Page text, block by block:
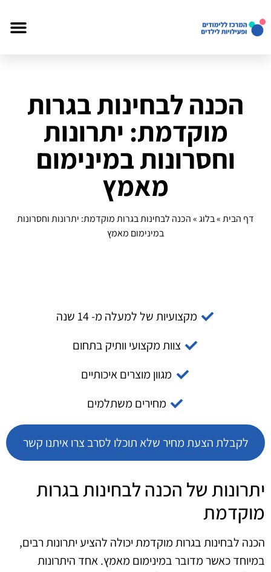
הכנה לבחינות בגרות
מוקדמת: יתרונות
וחסרונות במינימום
מאמץ
דף הבית»בלוג»הכנה לבחינות בגרות מוקדמת: יתרונות וחסרונות
במינימום מאמץ
מקצועיות של למעלה מ- 14 שנה
צוות מקצועי וותיק בתחום
מגוון מוצרים איכותיים
מחירים משתלמים
לקבלת הצעת מחיר שלא תוכלו לסרב צרו איתנו קשר
יתרונות של הכנה לבחינות בגרות
מוקדמת
הכנה לבחינות בגרות מוקדמת יכולה להציע יתרונות רבים,
במיוחד כאשר מדובר במינימום מאמץ. אחד היתרונות